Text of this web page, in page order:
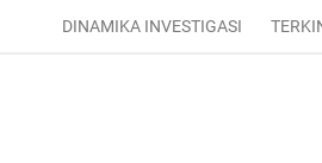
DINAMIKA INVESTIGASI